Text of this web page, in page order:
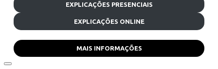
EXPLICAÇÕES PRESENCIAIS
EXPLICAÇÕES ONLINE
MAIS INFORMAÇÕES